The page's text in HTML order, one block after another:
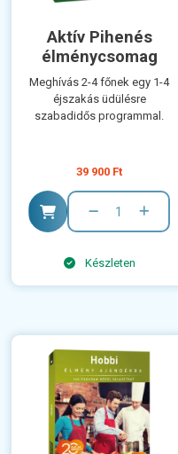
Aktív Pihenés
élménycsomag
Meghívás 2-4 főnek egy 1-4
éjszakás üdülésre
szabadidős programmal.
39 900 Ft
Készleten